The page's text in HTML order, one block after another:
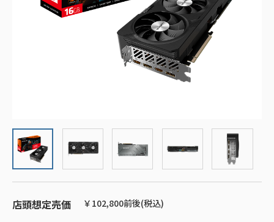
店頭想定売価 ￥102,800前後(税込)